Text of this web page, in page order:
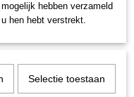
Figure.
hebben verzameld
hen hebt verstrekt.
Selectie toestaan